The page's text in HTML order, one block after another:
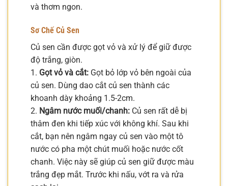
và thơm ngon.
Sơ Chế Củ Sen
Củ sen cần được gọt vỏ và xử lý để giữ được
độ trắng, giòn.
1. Gọt vỏ và cắt: Gọt bỏ lớp vỏ bên ngoài của
củ sen. Dùng dao cắt củ sen thành các
khoanh dày khoảng 1.5-2cm.
2. Ngâm nước muối/chanh: Củ sen rất dễ bị
thâm đen khi tiếp xúc với không khí. Sau khi
cắt, bạn nên ngâm ngay củ sen vào một tô
nước có pha một chút muối hoặc nước cốt
chanh. Việc này sẽ giúp củ sen giữ được màu
trắng đẹp mắt. Trước khi nấu, vớt ra và rửa